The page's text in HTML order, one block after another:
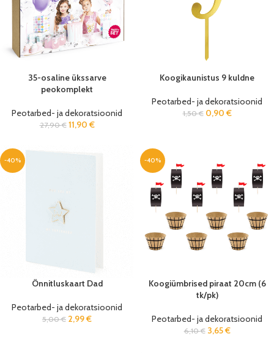
35-osaline ükssarve
peokomplekt
Peotarbed- ja dekoratsioonid
27,90€ 11,90 €
Koogikaunistus 9 kuldne
Peotarbed- ja dekoratsioonid
1,50€ 0,90 €
-40%
Õnnitluskaart Dad
Peotarbed- ja dekoratsioonid
5,00€ 2,99€
-40%
Koogiümbrised piraat 20cm (6
tk/pk)
Peotarbed- ja dekoratsioonid
6,10€ 3,65€